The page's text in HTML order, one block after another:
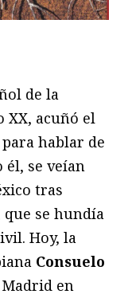
de la
acuñó el
para hablar de
él, se veían
tras
que se hundía
Hoy, la
Consuelo
en